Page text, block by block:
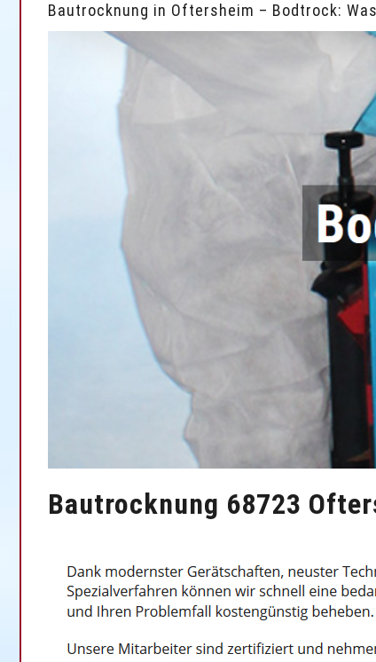
Bautrocknung in Oftersheim – Bodtrock:
Bautrocknung 68723